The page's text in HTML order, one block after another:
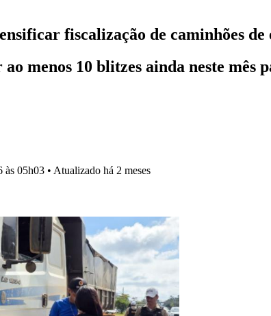
fiscalização de caminhões de
menos 10 blitzes ainda neste
às 05h03 • Atualizado há 2 meses